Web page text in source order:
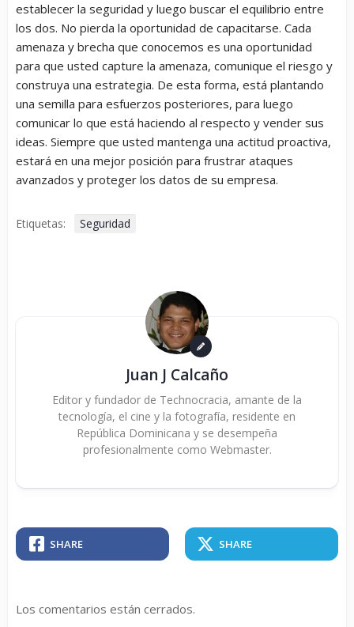
establecer la seguridad y luego buscar el equilibrio entre
los dos. No pierda la oportunidad de capacitarse. Cada
amenaza y brecha que conocemos es una oportunidad
para que usted capture la amenaza, comunique el riesgo y
construya una estrategia. De esta forma, está plantando
una semilla para esfuerzos posteriores, para luego
comunicar lo que está haciendo al respecto y vender sus
ideas. Siempre que usted mantenga una actitud proactiva,
estará en una mejor posición para frustrar ataques
avanzados y proteger los datos de su empresa.
Etiquetas: Seguridad
Juan J Calcaño
Editor y fundador de Technocracia, amante de la
tecnología, el cine y la fotografía, residente en
República Dominicana y se desempeña
profesionalmente como Webmaster.
SHARE SHARE
Los comentarios están cerrados.